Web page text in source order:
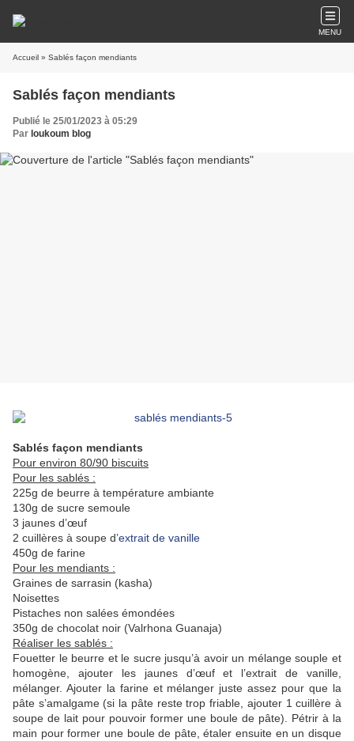
MENU
Accueil » Sablés façon mendiants
Sablés façon mendiants
Publié le 25/01/2023 à 05:29
Par loukoum blog
Sablés façon mendiants
Pour environ 80/90 biscuits
Pour les sablés :
225g de beurre à température ambiante
130g de sucre semoule
3 jaunes d’œuf
2 cuillères à soupe d’extrait de vanille
450g de farine
Pour les mendiants :
Graines de sarrasin (kasha)
Noisettes
Pistaches non salées émondées
350g de chocolat noir (Valrhona Guanaja)
Réaliser les sablés :
Fouetter le beurre et le sucre jusqu’à avoir un mélange souple et
homogène, ajouter les jaunes d’œuf et l’extrait de vanille,
mélanger. Ajouter la farine et mélanger juste assez pour que la
pâte s’amalgame (si la pâte reste trop friable, ajouter 1 cuillère à
soupe de lait pour pouvoir former une boule de pâte). Pétrir à la
main pour former une boule de pâte, étaler ensuite en un disque